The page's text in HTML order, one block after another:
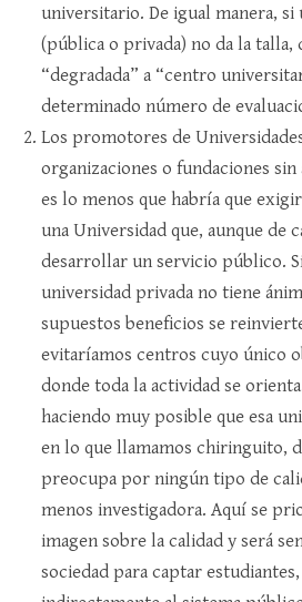
universitario. De igual manera, si
(pública o privada) no da la talla,
“degradada” a “centro
determinado número de
Los promotores de
organizaciones o fundaciones
es lo menos que habría que
una Universidad que, aunque de
desarrollar un servicio público.
universidad privada no tiene
supuestos beneficios se
evitaríamos centros cuyo único
donde toda la actividad se
haciendo muy posible que esa
en lo que llamamos chiringuito,
preocupa por ningún tipo de
menos investigadora. Aquí se
imagen sobre la calidad y será
sociedad para captar